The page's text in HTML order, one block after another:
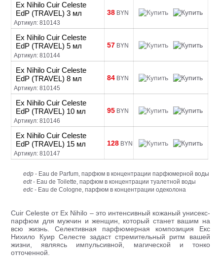
Ex Nihilo Cuir Celeste
EdP (TRAVEL) 3 мл
Артикул: 810143
38 BYN
Ex Nihilo Cuir Celeste
EdP (TRAVEL) 5 мл
Артикул: 810144
57 BYN
Ex Nihilo Cuir Celeste
EdP (TRAVEL) 8 мл
Артикул: 810145
84 BYN
Ex Nihilo Cuir Celeste
EdP (TRAVEL) 10 мл
Артикул: 810146
95 BYN
Ex Nihilo Cuir Celeste
EdP (TRAVEL) 15 мл
Артикул: 810147
128 BYN
edp - Eau de Parfum, парфюм в концентрации парфюмерной воды
edt- Eau de Toilette, парфюм в концентрации туалетной воды
edc - Eau de Cologne, парфюм в концентрации одеколона
Cuir Celeste от Ex Nihilo – это интенсивный кожаный унисекс-
парфюм для мужчин и женщин, который станет вашим на
всю жизнь. Селективная парфюмерная композиция Екс
Нихило Куир Селесте задаст стремительный ритм вашей
жизни, являясь импульсивной, магической и тонко
отточенной.